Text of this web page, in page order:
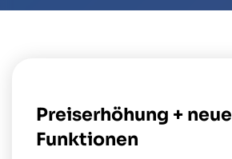
Preiserhöhung + neue
Funktionen